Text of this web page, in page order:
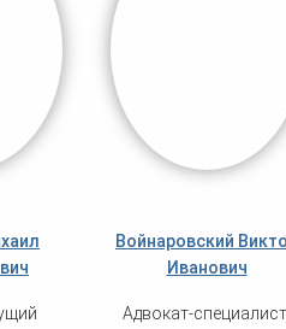
Войнаровский
Иванович
Адвокат-специалист,